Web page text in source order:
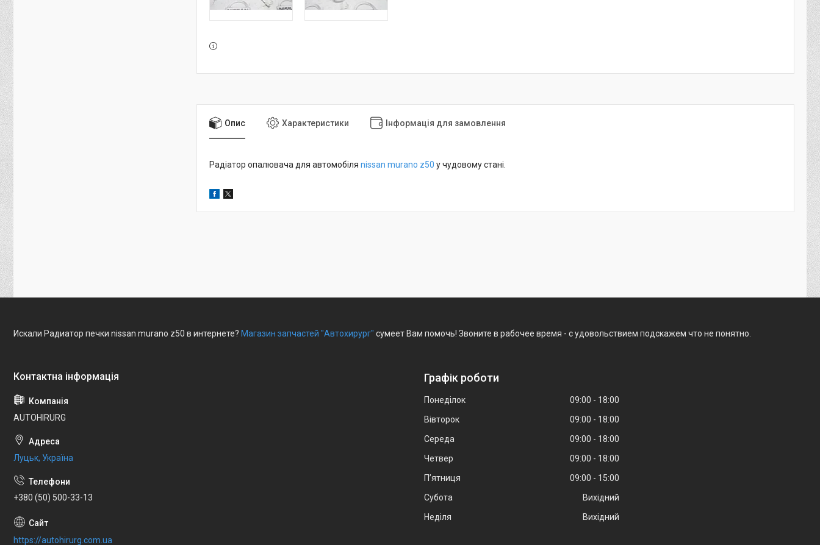
Опис Характеристики Інформація для замовлення
Радіатор опалювача для автомобіля nissan murano z50 у чудовому стані.
Искали Радиатор печки nissan murano z50 в интернете? Магазин запчастей "Автохирург" сумеет Вам помочь! Звоните в рабочее время - с удовольствием подскажем что не понятно.
AUTOHIRURG
Луцьк, Україна
+380 (50) 500-33-13
https://autohirurg.com.ua
Графік роботи
Понеділок 09:00
18:00
Вівторок
09:00
18:00
Середа
09:00
18:00
Четвер
09:00
18:00
Пʼятниця
09:00
15:00
Субота
Вихідний
Неділя
Вихідний